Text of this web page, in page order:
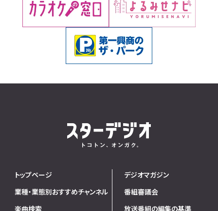
トップページ
業種・業態別おすすめチャンネル
楽曲検索
デジオマガジン
番組審議会
放送番組の編集の基準